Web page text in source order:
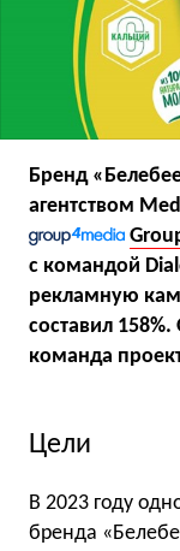
Бренд
агентством
с командой
рекламную
составил
команда
Цели
В 2023 году
бренда